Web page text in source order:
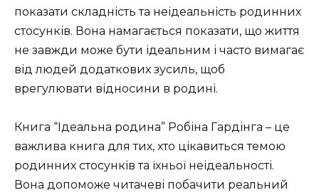
показати складність та неідеальність родинних
стосунків. Вона намагається показати, що життя
не завжди може бути ідеальним і часто вимагає
від людей додаткових зусиль, щоб
врегулювати відносини в родині.
Книга “Ідеальна родина” Робіна Гардінга – це
важлива книга для тих, хто цікавиться темою
родинних стосунків та їхньої неідеальності.
Вона допоможе читачеві побачити реальний